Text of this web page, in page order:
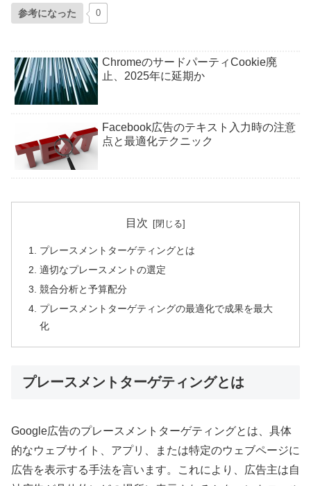
参考になった 0
ChromeのサードパーティCookie廃
止、2025年に延期か
Facebook広告のテキスト入力時の注意
点と最適化テクニック
目次
プレースメントターゲティングとは
適切なプレースメントの選定
競合分析と予算配分
プレースメントターゲティングの最適化で成果を最大
化
プレースメントターゲティングとは
Google広告のプレースメントターゲティングとは、具体
的なウェブサイト、アプリ、または特定のウェブページに
広告を表示する手法を言います。これにより、広告主は自